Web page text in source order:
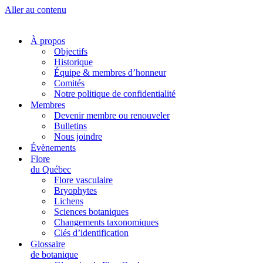
Aller au contenu
À propos
Objectifs
Historique
Équipe & membres d’honneur
Comités
Notre politique de confidentialité
Membres
Devenir membre ou renouveler
Bulletins
Nous joindre
Évènements
Flore
du Québec
Flore vasculaire
Bryophytes
Lichens
Sciences botaniques
Changements taxonomiques
Clés d’identification
Glossaire
de botanique